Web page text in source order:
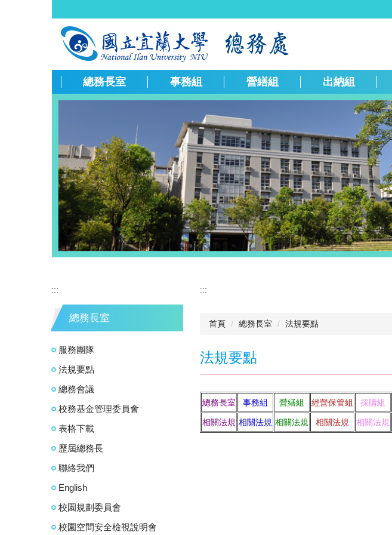
總務長室 事務組 營繕組 出納組
:::
總務長室
服務團隊
法規要點
總務會議
校務基金管理委員會
表格下載
歷屆總務長
聯絡我們
English
校園規劃委員會
校園空間安全檢視說明會
:::
首頁 總務長室 法規要點
法規要點
總務長室 事務組 營繕組 經營保管組 採購組
相關法規 相關法規 相關法規 相關法規 相關法規